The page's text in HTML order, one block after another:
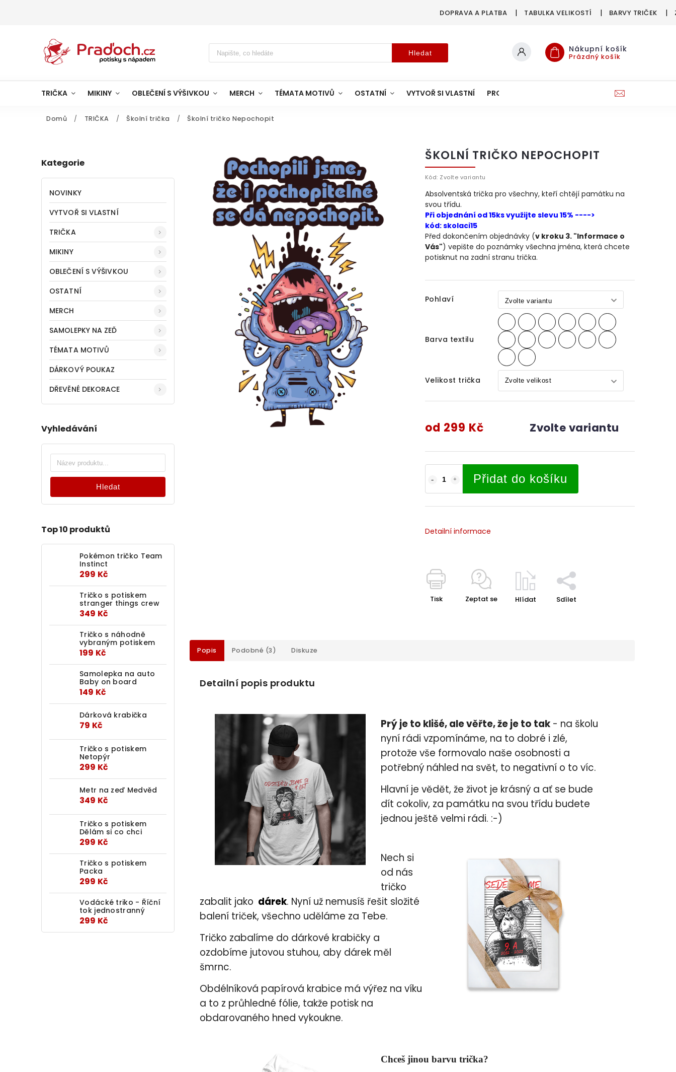
DOPRAVA A PLATBA TABULKA VELIKOSTÍ BARVY TRIČEK
Hledat Nákupní košík
Prázdný košík
TRIČKA MIKINY OBLEČENÍ S VÝŠIVKOU MERCH TÉMATA MOTIVŮ OSTATNÍ VYTVOŘ SI VLASTNÍ PRO FIRMY & SPOLKY
Domů / TRIČKA / Školní trička / Školní tričko Nepochopit
Kategorie
NOVINKY
VYTVOŘ SI VLASTNÍ
TRIČKA
MIKINY
OBLEČENÍ S VÝŠIVKOU
OSTATNÍ
MERCH
SAMOLEPKY NA ZEĎ
TÉMATA MOTIVŮ
DÁRKOVÝ POUKAZ
DŘEVĚNÉ DEKORACE
Vyhledávání
Hledat
Top 10 produktů
Pokémon tričko Team
Instinct
299 Kč
Tričko s potiskem
stranger things crew
349 Kč
Tričko s náhodně
vybraným potiskem
199 Kč
Samolepka na auto
Baby on board
149 Kč
Dárková krabička
79 Kč
Tričko s potiskem
Netopýr
299 Kč
Metr na zeď Medvěd
349 Kč
Tričko s potiskem
Dělám si co chci
299 Kč
Tričko s potiskem
Packa
299 Kč
Vodácké triko - Říční
tok jednostranný
299 Kč
ŠKOLNÍ TRIČKO NEPOCHOPIT
Kód: Zvolte variantu
Pohlaví
Barva textilu
Velikost trička
od 299 Kč Zvolte variantu
Přidat do košíku
Absolventská trička pro všechny, kteří chtějí památku na
svou třídu.
Při objednání od 15ks využijte slevu 15% ---->
kód: skolaci15
Před dokončením objednávky (v kroku 3. "Informace o
Vás") vepište do poznámky všechna jména, která chcete
potisknut na zadní stranu trička.
Detailní informace
Tisk Zeptat se Hlídat Sdílet
Popis Podobné (3) Diskuze
Detailní popis produktu
Prý je to klišé, ale věřte, že je to tak - na školu
nyní rádi vzpomínáme, na to dobré i zlé,
protože vše formovalo naše osobnosti a
potřebný náhled na svět, to negativní o to víc.
Hlavní je vědět, že život je krásný a ať se bude
dít cokoliv, za památku na svou třídu budete
jednou ještě velmi rádi. :-)
Nech si
od nás
tričko
zabalit jako dárek. Nyní už nemusíš řešit složité
balení triček, všechno uděláme za Tebe.
Tričko zabalíme do dárkové krabičky a
ozdobíme jutovou stuhou, aby dárek měl
šmrnc.
Obdélníková papírová krabice má výřez na víku
a to z průhledné fólie, takže potisk na
obdarovaného hned vykoukne.
Chceš jinou barvu trička?